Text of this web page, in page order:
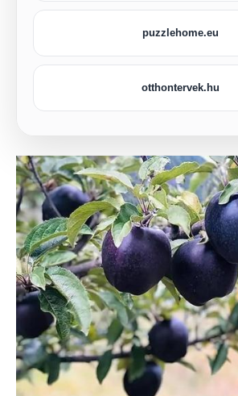
puzzlehome.eu
otthontervek.hu